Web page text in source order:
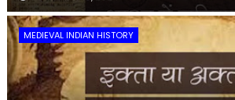
MEDIEVAL INDIAN HISTORY